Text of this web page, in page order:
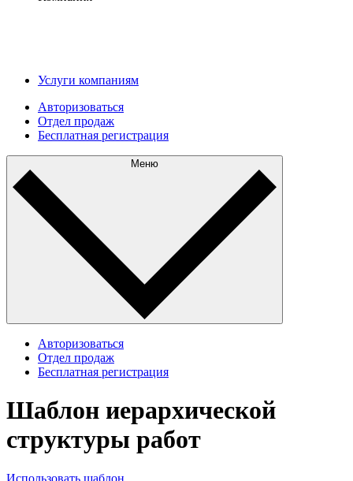
Услуги компаниям
Авторизоваться
Отдел продаж
Бесплатная регистрация
Меню
Авторизоваться
Отдел продаж
Бесплатная регистрация
Шаблон иерархической
структуры работ
Использовать шаблон